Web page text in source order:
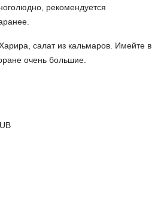
рекомендуется
салат из кальмаров. Имейте в
очень большие.